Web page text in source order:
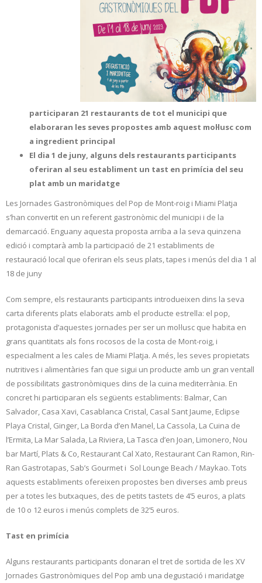
participaran 21 restaurants de tot el municipi que
elaboraran les seves propostes amb aquest mol·lusc com
a ingredient principal
El dia 1 de juny, alguns dels restaurants participants
oferiran al seu establiment un tast en primícia del seu
plat amb un maridatge
Les Jornades Gastronòmiques del Pop de Mont-roig i Miami Platja
s’han convertit en un referent gastronòmic del municipi i de la
demarcació. Enguany aquesta proposta arriba a la seva quinzena
edició i comptarà amb la participació de 21 establiments de
restauració local que oferiran els seus plats, tapes i menús del dia 1 al
18 de juny
Com sempre, els restaurants participants introdueixen dins la seva
carta diferents plats elaborats amb el producte estrella: el pop,
protagonista d’aquestes jornades per ser un mol·lusc que habita en
grans quantitats als fons rocosos de la costa de Mont-roig, i
especialment a les cales de Miami Platja. A més, les seves propietats
nutritives i alimentàries fan que sigui un producte amb un gran ventall
de possibilitats gastronòmiques dins de la cuina mediterrània. En
concret hi participaran els següents establiments: Balmar, Can
Salvador, Casa Xavi, Casablanca Cristal, Casal Sant Jaume, Eclipse
Playa Cristal, Ginger, La Borda d’en Manel, La Cassola, La Cuina de
l’Ermita, La Mar Salada, La Riviera, La Tasca d’en Joan, Limonero, Nou
bar Martí, Plats & Co, Restaurant Cal Xato, Restaurant Can Ramon, Rin-
Ran Gastrotapas, Sab’s Gourmet i Sol Lounge Beach / Maykao. Tots
aquests establiments ofereixen propostes ben diverses amb preus
per a totes les butxaques, des de petits tastets de 4’5 euros, a plats
de 10 o 12 euros i menús complets de 32’5 euros.
Tast en primícia
Alguns restaurants participants donaran el tret de sortida de les XV
Jornades Gastronòmiques del Pop amb una degustació i maridatge